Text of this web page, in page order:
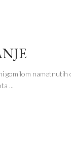
gomilom nametnutih
...